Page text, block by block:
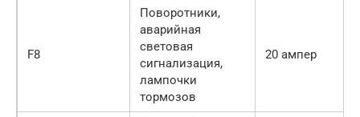
F8
Поворотники,
аварийная
световая
сигнализация,
лампочки
тормозов
20 ампер